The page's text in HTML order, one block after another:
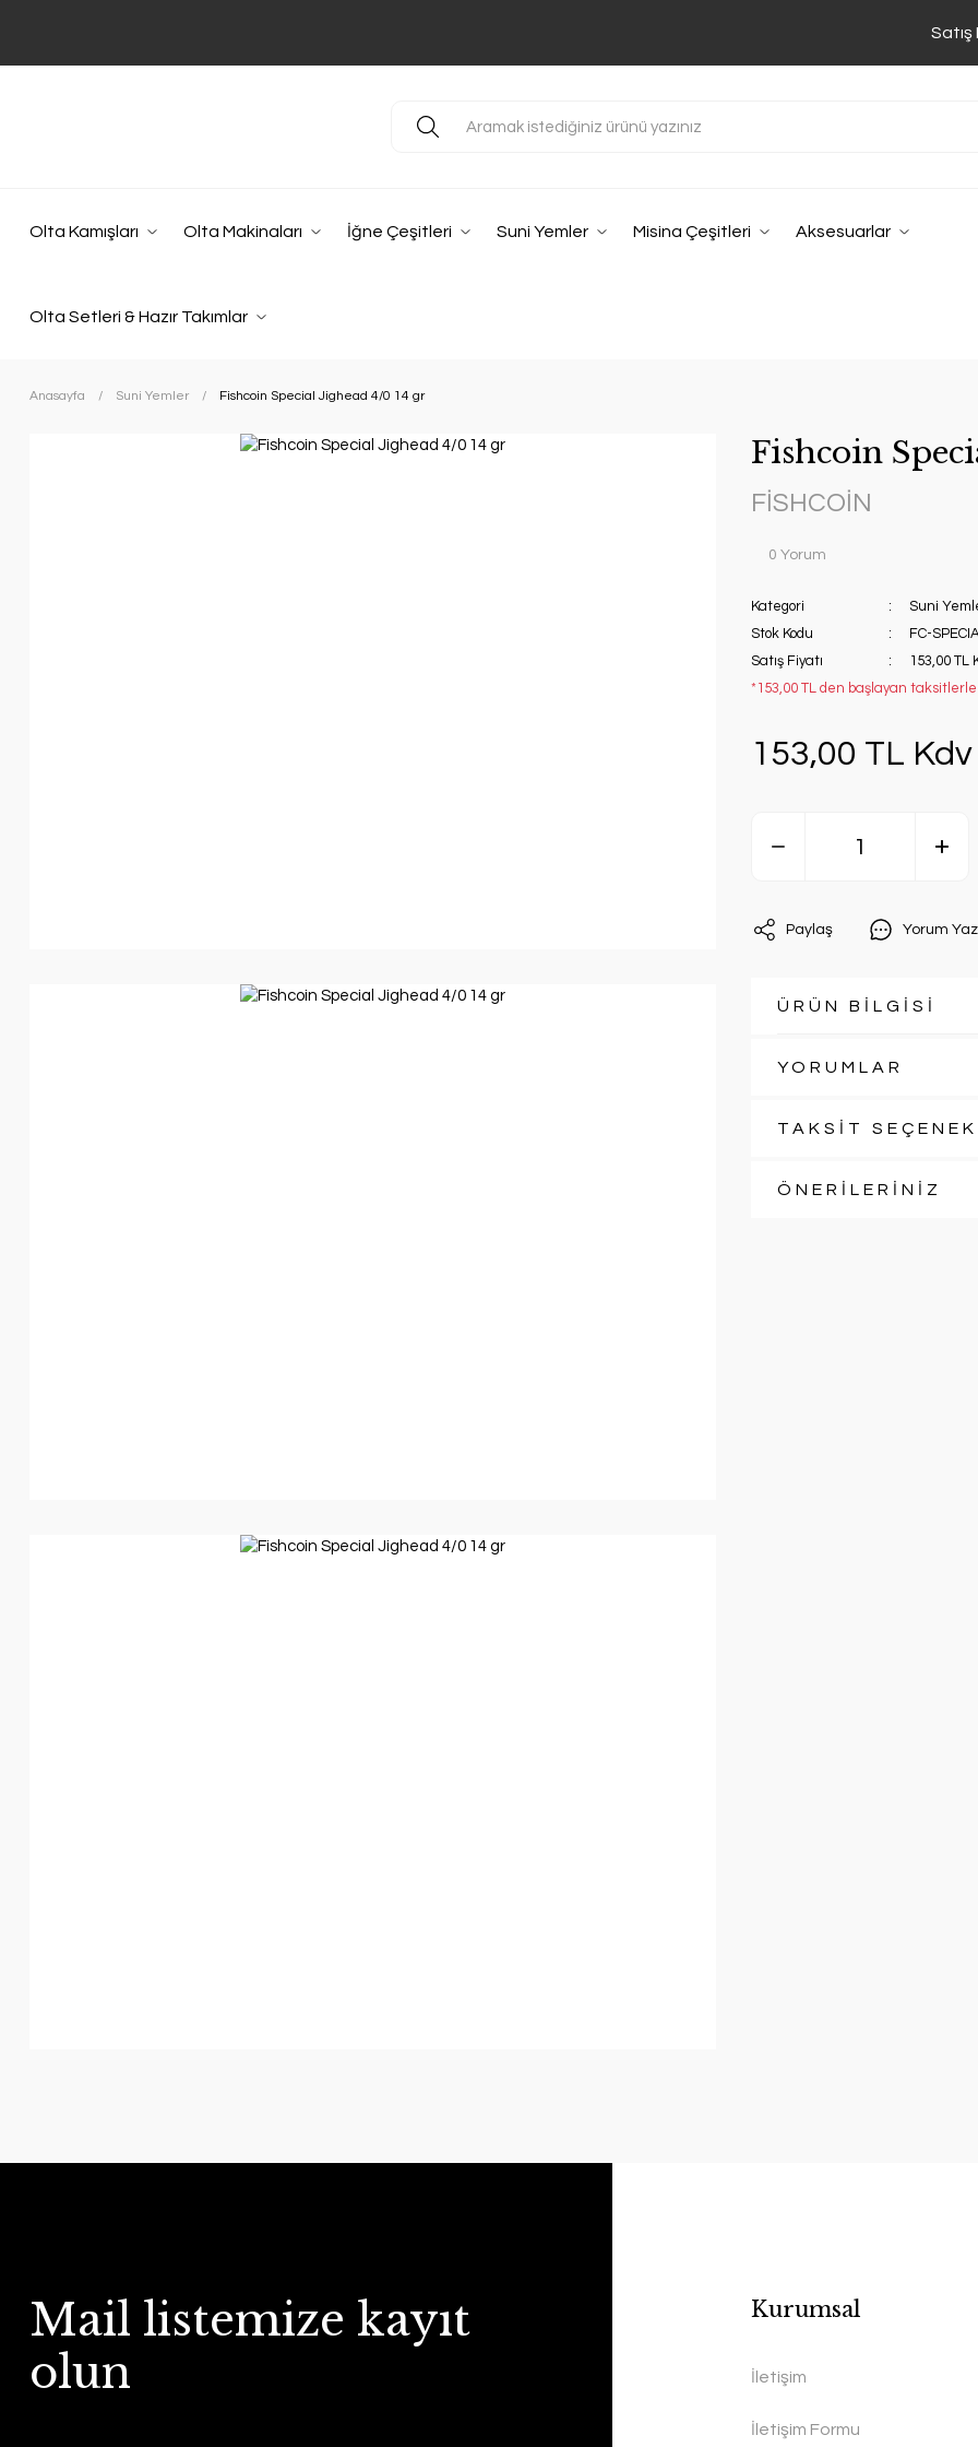
Satış
Olta Kamışları Olta Makinaları İğne Çeşitleri Suni Yemler Misina Çeşitleri Aksesuarlar
Olta Setleri & Hazır Takımlar
Anasayfa Suni Yemler Fishcoin Special Jighead 4/0 14 gr
Fishcoin
FİSHCOİN
0 Yorum
Kategori
Suni
Stok Kodu
FC-
Satış Fiyatı
153,00 TL
*153,00 TL den başlayan
153,00 TL
Paylaş Yorum Yaz
ÜRÜN BİLGİSİ
YORUMLAR
TAKSİT
ÖNERİLERİNİZ
Mail listemize kayıt
olun
Kurumsal
İletişim
İletişim Formu